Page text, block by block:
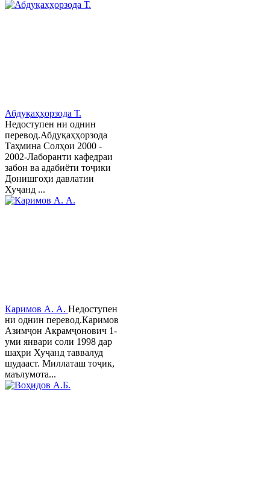
Абдуқаҳҳорзода Т.
Недоступен ни однин
перевод.Абдуқаҳҳорзода
Таҳмина Солҳои 2000 -
2002-Лаборанти кафедраи
забон ва адабиёти тоҷики
Донишгоҳи давлатии
Хуҷанд ...
Каримов А. А. Недоступен
ни однин перевод.Каримов
Азимҷон Акрамҷонович 1-
уми январи соли 1998 дар
шаҳри Хуҷанд таввалуд
шудааст. Миллаташ тоҷик,
маълумота...